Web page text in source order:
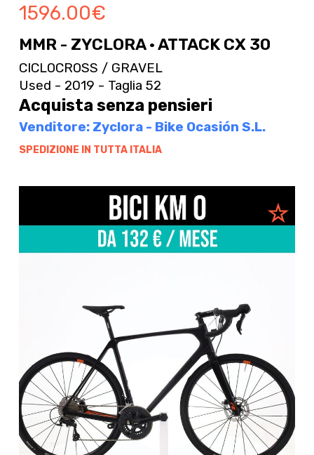
1596.00€
MMR - ZYCLORA · ATTACK CX 30
CICLOCROSS / GRAVEL
Used - 2019 - Taglia 52
Acquista senza pensieri
Venditore: Zyclora - Bike Ocasión S.L.
SPEDIZIONE IN TUTTA ITALIA